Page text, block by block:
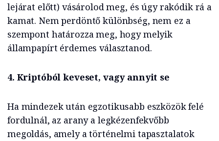
lejárat előtt) vásárolod meg, és úgy rakódik rá a
kamat. Nem perdöntő különbség, nem ez a
szempont határozza meg, hogy melyik
állampapírt érdemes választanod.
4. Kriptóból keveset, vagy annyit se
Ha mindezek után egzotikusabb eszközök felé
fordulnál, az arany a legkézenfekvőbb
megoldás, amely a történelmi tapasztalatok